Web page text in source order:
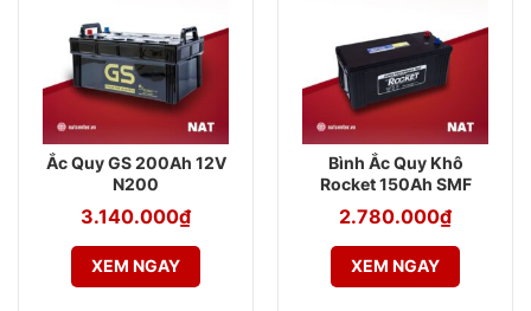
Ắc Quy GS 200Ah 12V
N200
3.140.000₫
XEM NGAY
Bình Ắc Quy Khô
Rocket 150Ah SMF
N150
2.780.000₫
XEM NGAY